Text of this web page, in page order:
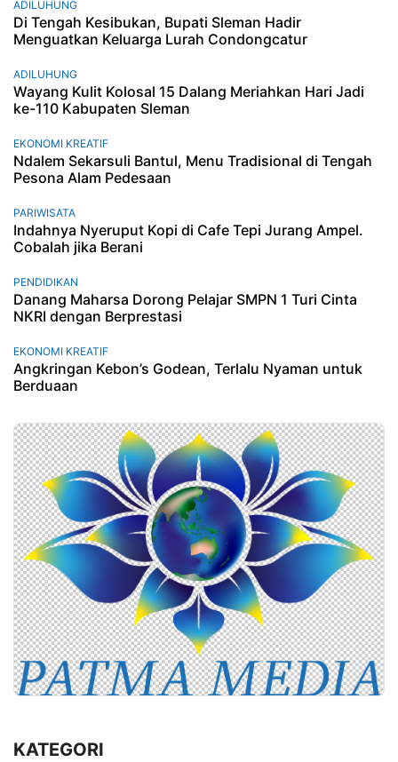
ADILUHUNG
Di Tengah Kesibukan, Bupati Sleman Hadir
Menguatkan Keluarga Lurah Condongcatur
ADILUHUNG
Wayang Kulit Kolosal 15 Dalang Meriahkan Hari Jadi
ke-110 Kabupaten Sleman
EKONOMI KREATIF
Ndalem Sekarsuli Bantul, Menu Tradisional di Tengah
Pesona Alam Pedesaan
PARIWISATA
Indahnya Nyeruput Kopi di Cafe Tepi Jurang Ampel.
Cobalah jika Berani
PENDIDIKAN
Danang Maharsa Dorong Pelajar SMPN 1 Turi Cinta
NKRI dengan Berprestasi
EKONOMI KREATIF
Angkringan Kebon’s Godean, Terlalu Nyaman untuk
Berduaan
KATEGORI